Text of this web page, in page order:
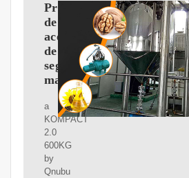
Prensa
de
aceite
de
segunda
mano
a
KOMPACT
2.0
600KG
by
Qnubu